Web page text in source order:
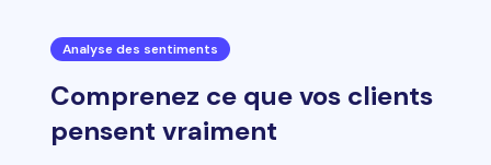
Analyse des sentiments
Comprenez ce que vos clients
pensent vraiment